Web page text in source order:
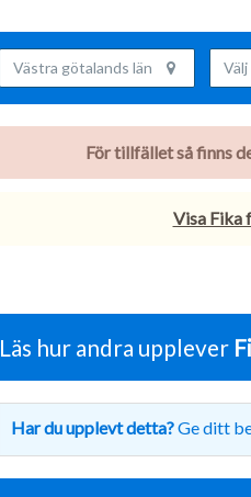
Västra götalands län
För tillfället så finns
Visa Fika
Läs hur andra upplever
Har du upplevt detta?Ge ditt